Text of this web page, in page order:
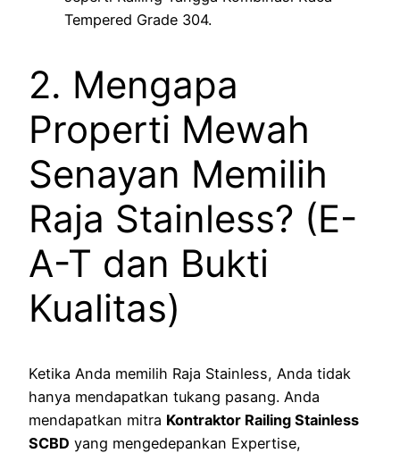
Tempered Grade 304.
2. Mengapa
Properti Mewah
Senayan Memilih
Raja Stainless? (E-
A-T dan Bukti
Kualitas)
Ketika Anda memilih Raja Stainless, Anda tidak
hanya mendapatkan tukang pasang. Anda
mendapatkan mitra Kontraktor Railing Stainless
SCBD yang mengedepankan Expertise,